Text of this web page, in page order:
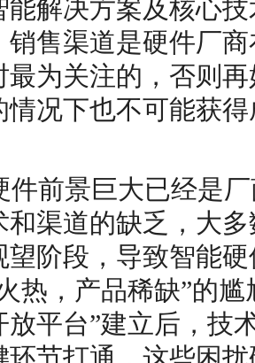
能解决方案及核心
销售渠道是硬件厂
最为关注的，否则
情况下也不可能获
前景巨大已经是
和渠道的缺乏，大
望阶段，导致智能
热，产品稀缺”的尴
放平台”建立后，技